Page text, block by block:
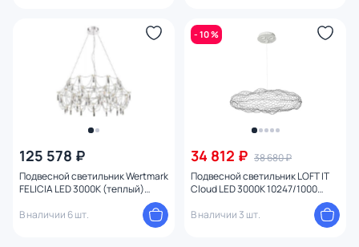
125 578 ₽
Подвесной светильник Wertmark
FELICIA LED 3000К (теплый)
В наличии 6 шт.
- 10 %
34 812 ₽ 38 680 ₽
Подвесной светильник LOFT IT
Cloud LED 3000K 10247/1000
В наличии 3 шт.